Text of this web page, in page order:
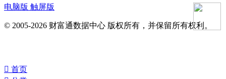
电脑版 触屏版
© 2005-2026 财富通数据中心 版权所有，并保留所有权利。
󰀁 首页